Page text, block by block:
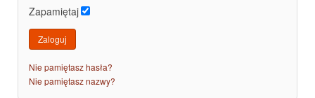
Zapamiętaj
Zaloguj
Nie pamiętasz hasła?
Nie pamiętasz nazwy?